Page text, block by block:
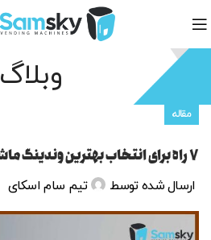
وبلاگ
مقاله
۷ راه برای انتخاب بهترین وندینگ ماشین
ارسال شده توسط تیم سام اسکای